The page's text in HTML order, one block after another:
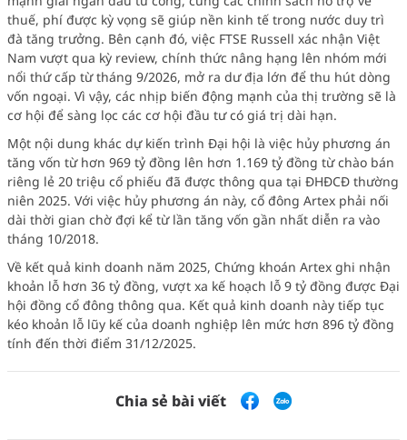
thuế, phí được kỳ vọng sẽ giúp nền kinh tế trong nước duy trì
đà tăng trưởng. Bên cạnh đó, việc FTSE Russell xác nhận Việt
Nam vượt qua kỳ review, chính thức nâng hạng lên nhóm mới
nổi thứ cấp từ tháng 9/2026, mở ra dư địa lớn để thu hút dòng
vốn ngoại. Vì vậy, các nhịp biến động mạnh của thị trường sẽ là
cơ hội để sàng lọc các cơ hội đầu tư có giá trị dài hạn.
Một nội dung khác dự kiến trình Đại hội là việc hủy phương án
tăng vốn từ hơn 969 tỷ đồng lên hơn 1.169 tỷ đồng từ chào bán
riêng lẻ 20 triệu cổ phiếu đã được thông qua tại ĐHĐCĐ thường
niên 2025. Với việc hủy phương án này, cổ đông Artex phải nối
dài thời gian chờ đợi kể từ lần tăng vốn gần nhất diễn ra vào
tháng 10/2018.
Về kết quả kinh doanh năm 2025, Chứng khoán Artex ghi nhận
khoản lỗ hơn 36 tỷ đồng, vượt xa kế hoạch lỗ 9 tỷ đồng được Đại
hội đồng cổ đông thông qua. Kết quả kinh doanh này tiếp tục
kéo khoản lỗ lũy kế của doanh nghiệp lên mức hơn 896 tỷ đồng
tính đến thời điểm 31/12/2025.
Chia sẻ bài viết